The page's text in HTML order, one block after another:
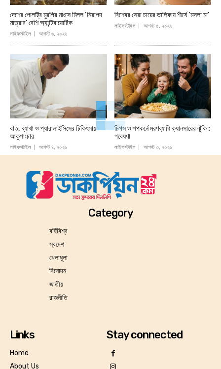
দেশের পোলট্রি মুরগির মাংসে মিলল ‘নিরাপদ
মাত্রার’ বেশি অ্যান্টিবায়োটিক
লাইফস্টাইল আগস্ট ৬, ২০২৬
বিশ্বের সেরা চায়ের তালিকায় শীর্ষে ‘মসলা চা’
লাইফস্টাইল আগস্ট ৫, ২০২৬
বাত, ব্যাথা ও প্যারালাইসিসের চিকিৎসায়
আকুপাংচার
লাইফস্টাইল আগস্ট ৪, ২০২৬
চিপস ও পপকর্নে মরণব্যাধি ক্যানসারের ঝুঁকি :
গবেষণা
লাইফস্টাইল আগস্ট ৩, ২০২৬